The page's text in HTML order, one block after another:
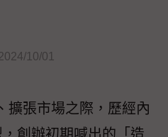
10/01
擴張市場之際，歷經內